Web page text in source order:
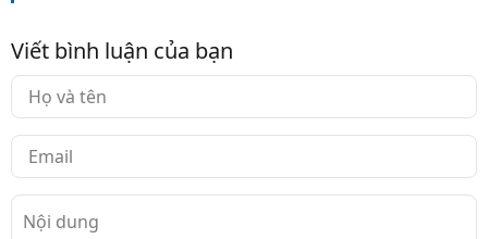
Viết bình luận của bạn